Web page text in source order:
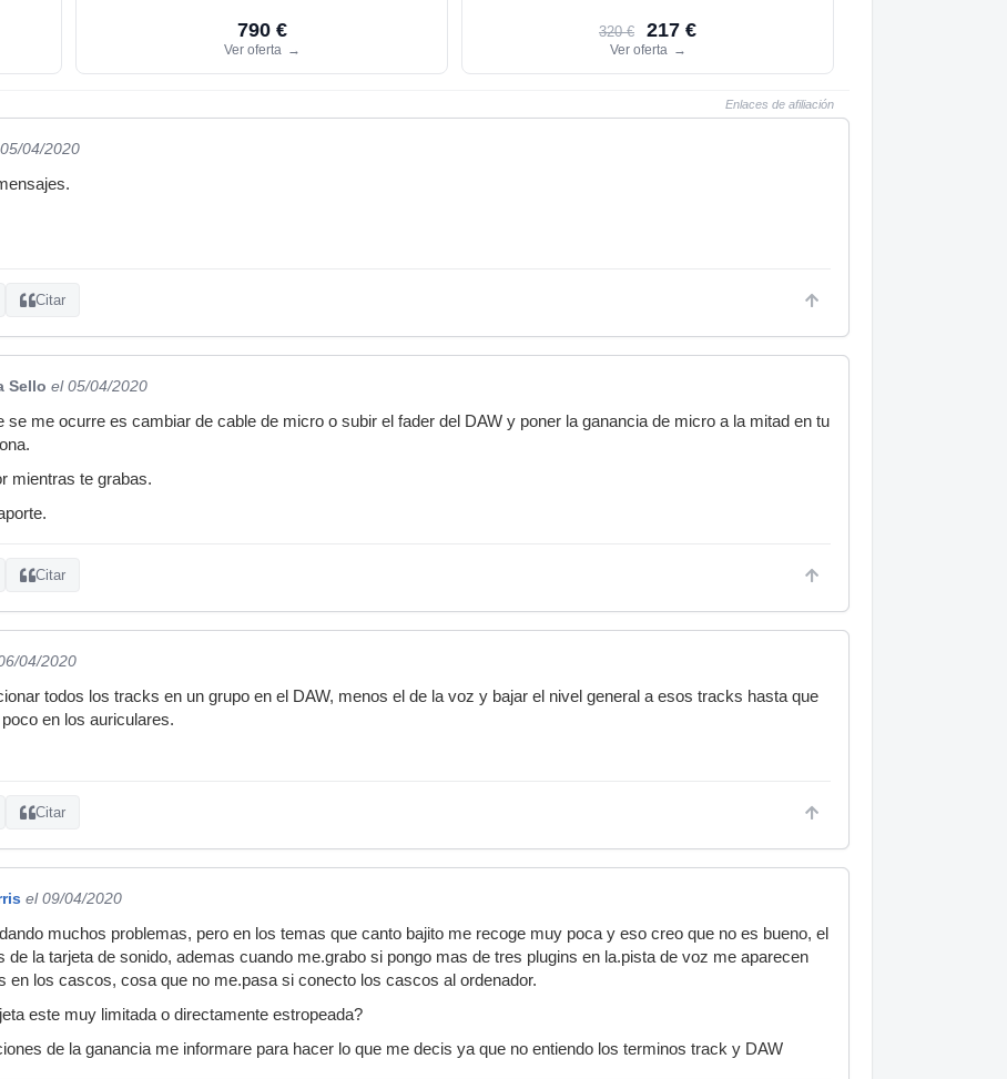
790 €
Ver oferta →
320 € 217 €
Ver oferta →
Enlaces de afiliación
04/2020
Citar
Sello el 05/04/2020
se me ocurre es cambiar de cable de micro o subir el fader del DAW y poner la ganancia de micro a la mitad en tu
mientras te grabas.
Citar
04/2020
todos los tracks en un grupo en el DAW, menos el de la voz y bajar el nivel general a esos tracks hasta que
en los auriculares.
Citar
el 09/04/2020
muchos problemas, pero en los temas que canto bajito me recoge muy poca y eso creo que no es bueno, el
de la tarjeta de sonido, ademas cuando me.grabo si pongo mas de tres plugins en la.pista de voz me aparecen
en los cascos, cosa que no me.pasa si conecto los cascos al ordenador.
este muy limitada o directamente estropeada?
de la ganancia me informare para hacer lo que me decis ya que no entiendo los terminos track y DAW